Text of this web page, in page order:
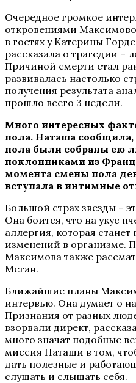
Очередное громкое
откровениями
в гостях у Катерины
рассказала о трагедии –
Причиной смерти стал
развивалась настолько
получения результата
прошло всего 3 недели.
Много интересных
пола. Наташа сообщила,
пола были собраны ею
поклонниками из
момента смены пола
вступала в интимные
Большой страх звезды –
Она боится, что на укус
аллергия, которая
изменений в организме.
Максимова также
Меган.
Ближайшие планы
интервью. Она думает о
Признания от разных
взорвали директ,
много значат подобные
миссия Наташи в том,
дать полезные и
слушать и слышать себя.